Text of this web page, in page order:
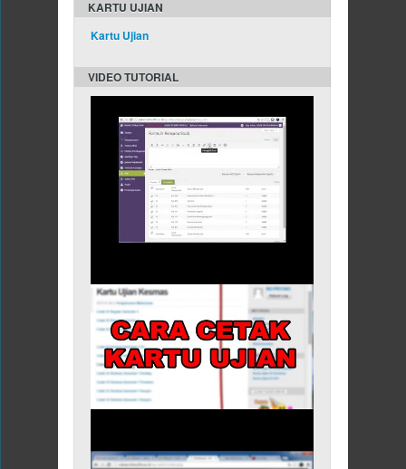
KARTU UJIAN
Kartu Ujian
VIDEO TUTORIAL